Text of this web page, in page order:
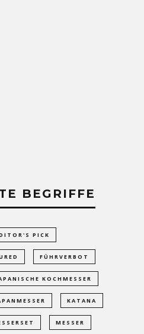
BEGRIFFE
PICK
FÜHRVERBOT
KOCHMESSER
KATANA
MESSER